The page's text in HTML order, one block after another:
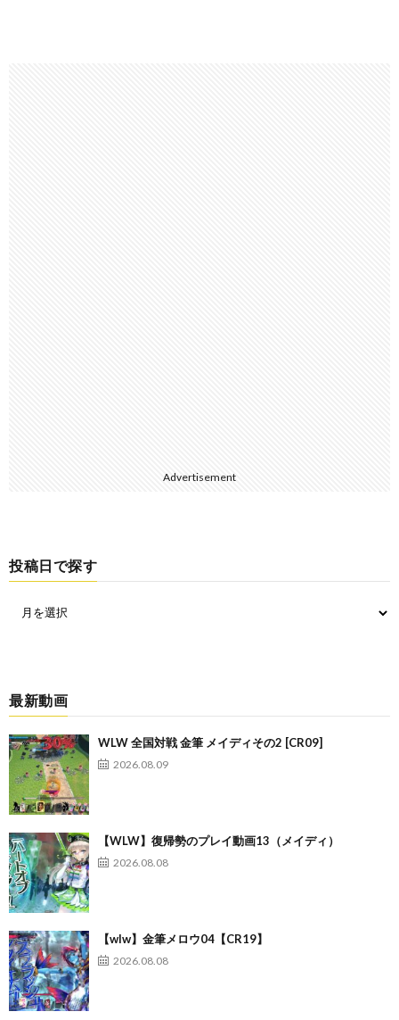
Advertisement
投稿日で探す
最新動画
WLW 全国対戦 金筆 メイディその2 [CR09]
2026.08.09
【WLW】復帰勢のプレイ動画13（メイディ）
2026.08.08
【wlw】金筆メロウ04【CR19】
2026.08.08